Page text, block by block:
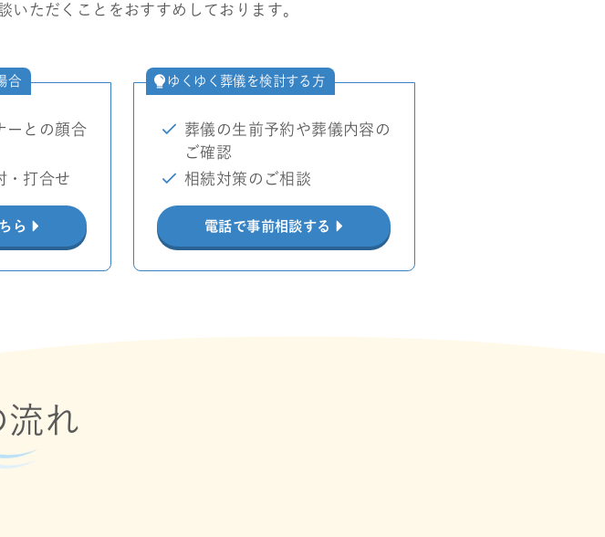
ただくことをおすすめしております。
合
ーとの顔合
・打合せ
ら
ゆくゆく葬儀を検討する方
葬儀の生前予約や葬儀内容の
ご確認
相続対策のご相談
電話で事前相談する
流れ